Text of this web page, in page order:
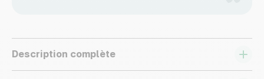
Description complète